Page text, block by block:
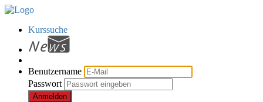
Kurssuche
Benutzername
Passwort
Anmelden